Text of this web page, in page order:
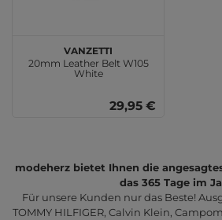
Vanzetti
20mm Leather Belt W105
White
29,95 €
modeherz bietet Ihnen die
das 365 Tage im
Für unsere Kunden nur das Beste!
TOMMY HILFIGER, Calvin Klein,